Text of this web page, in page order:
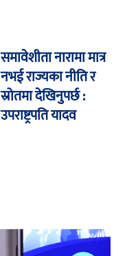
समावेशीता नारामा मात्र
नभई राज्यका नीति र
स्रोतमा देखिनुपर्छ :
उपराष्ट्रपति यादव